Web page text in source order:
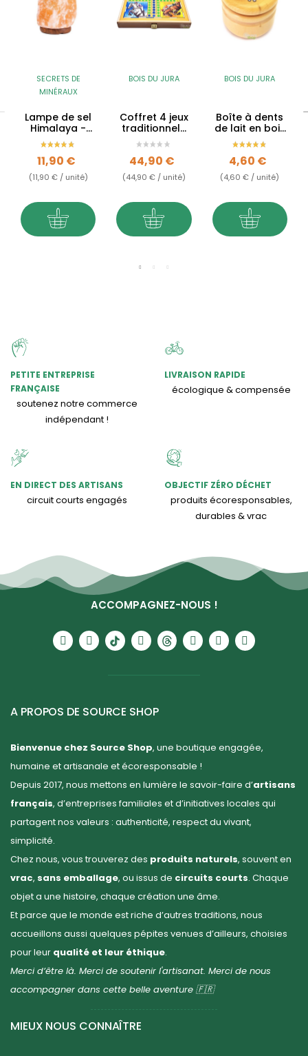
SECRETS DE
MINÉRAUX
Lampe de sel
Himalaya -
1.5kg à 2kg
Prix
11,90 €
(11,90 € / unité)
BOIS DU JURA
Coffret 4 jeux
traditionnels
en buis du
Jura
Prix
44,90 €
(44,90 € / unité)
BOIS DU JURA
Boîte à dents
de lait en bois
de buis du
Jura - Souris
Prix
4,60 €
(4,60 € / unité)
PETITE ENTREPRISE
FRANÇAISE
soutenez notre commerce
indépendant !
LIVRAISON RAPIDE
écologique & compensée
EN DIRECT DES ARTISANS
circuit courts engagés
OBJECTIF ZÉRO DÉCHET
produits écoresponsables,
durables & vrac
ACCOMPAGNEZ-NOUS !
A PROPOS DE SOURCE SHOP
Bienvenue chez Source Shop, une boutique engagée,
humaine et artisanale et écoresponsable !
Depuis 2017, nous mettons en lumière le savoir-faire d’artisans
français, d’entreprises familiales et d’initiatives locales qui
partagent nos valeurs : authenticité, respect du vivant,
simplicité.
Chez nous, vous trouverez des produits naturels, souvent en
vrac, sans emballage, ou issus de circuits courts. Chaque
objet a une histoire, chaque création une âme.
Et parce que le monde est riche d’autres traditions, nous
accueillons aussi quelques pépites venues d’ailleurs, choisies
pour leur qualité et leur éthique.
Merci d’être là. Merci de soutenir l'artisanat. Merci de nous
accompagner dans cette belle aventure 🇫🇷
MIEUX NOUS CONNAÎTRE